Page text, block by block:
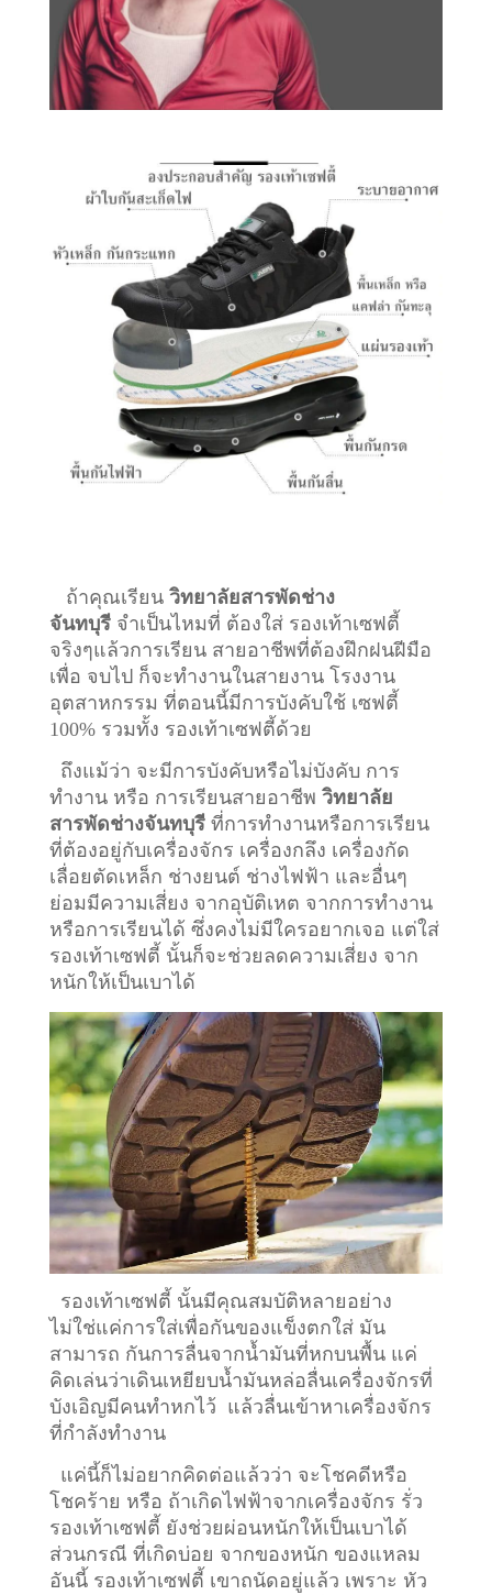
ถ้าคุณเรียน วิทยาลัยสารพัดช่าง
จันทบุรีจำเป็นไหมที่ ต้องใส่ รองเท้าเซฟตี้
จริงๆแล้วการเรียน สายอาชีพที่ต้องฝึกฝนฝีมือ
เพื่อ จบไป ก็จะทำงานในสายงาน โรงงาน
อุตสาหกรรม ที่ตอนนี้มีการบังคับใช้ เซฟตี้
100% รวมทั้ง รองเท้าเซฟตี้ด้วย
ถึงแม้ว่า จะมีการบังคับหรือไม่บังคับ การ
ทำงาน หรือ การเรียนสายอาชีพ วิทยาลัย
สารพัดช่างจันทบุรีที่การทำงานหรือการเรียน
ที่ต้องอยู่กับเครื่องจักร เครื่องกลึง เครื่องกัด
เลื่อยตัดเหล็ก ช่างยนต์ ช่างไฟฟ้า และอื่นๆ
ย่อมมีความเสี่ยง จากอุบัติเหต จากการทำงาน
หรือการเรียนได้ ซึ่งคงไม่มีใครอยากเจอ แต่ใส่
รองเท้าเซฟตี้ นั้นก็จะช่วยลดความเสี่ยง จาก
หนักให้เป็นเบาได้
รองเท้าเซฟตี้ นั้นมีคุณสมบัติหลายอย่าง
ไม่ใช่แค่การใส่เพื่อกันของแข็งตกใส่ มัน
สามารถ กันการลื่นจากน้ำมันที่หกบนพื้น แค่
คิดเล่นว่าเดินเหยียบน้ำมันหล่อลื่นเครื่องจักรที่
บังเอิญมีคนทำหกไว้ แล้วลื่นเข้าหาเครื่องจักร
ที่กำลังทำงาน
แค่นี้ก็ไม่อยากคิดต่อแล้วว่า จะโชคดีหรือ
โชคร้าย หรือ ถ้าเกิดไฟฟ้าจากเครื่องจักร รั่ว
รองเท้าเซฟตี้ ยังช่วยผ่อนหนักให้เป็นเบาได้
ส่วนกรณี ที่เกิดบ่อย จากของหนัก ของแหลม
อันนี้ รองเท้าเซฟตี้ เขาถนัดอยู่แล้ว เพราะ หัว